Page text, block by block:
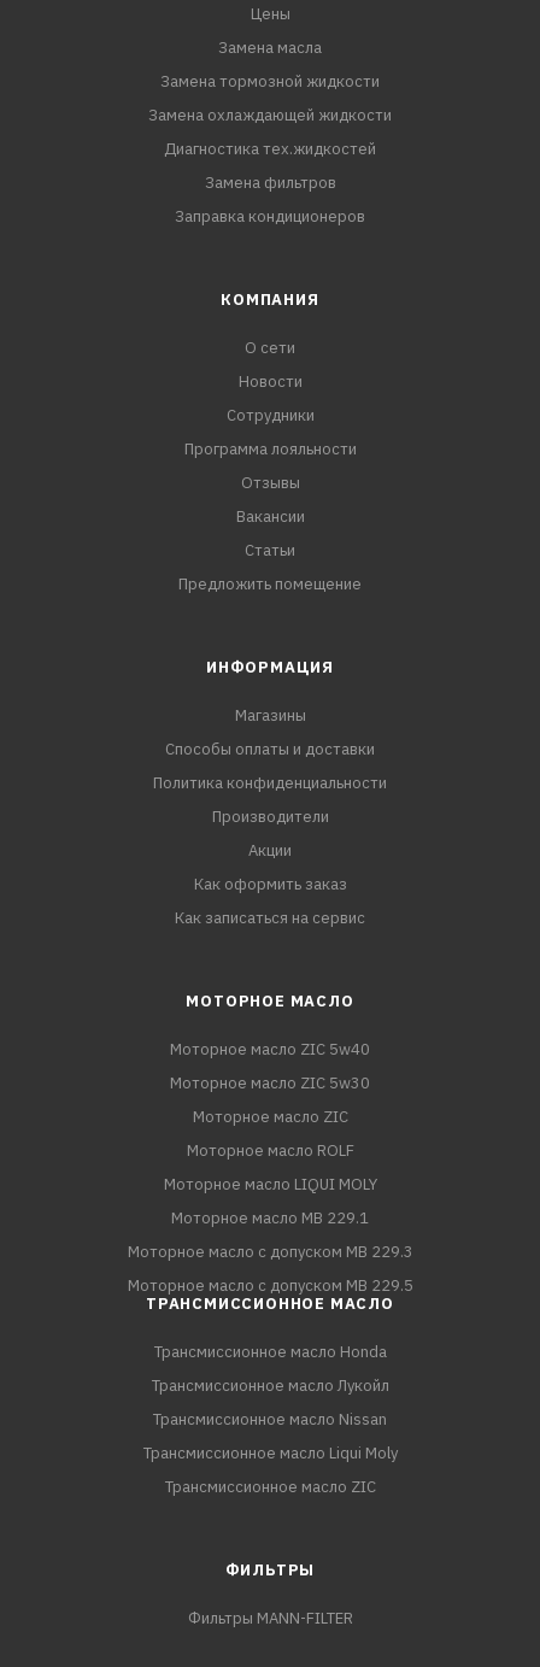
Цены
Замена масла
Замена тормозной жидкости
Замена охлаждающей жидкости
Диагностика тех.жидкостей
Замена фильтров
Заправка кондиционеров
КОМПАНИЯ
О сети
Новости
Сотрудники
Программа лояльности
Отзывы
Вакансии
Статьи
Предложить помещение
ИНФОРМАЦИЯ
Магазины
Способы оплаты и доставки
Политика конфиденциальности
Производители
Акции
Как оформить заказ
Как записаться на сервис
МОТОРНОЕ МАСЛО
Моторное масло ZIC 5w40
Моторное масло ZIC 5w30
Моторное масло ZIC
Моторное масло ROLF
Моторное масло LIQUI MOLY
Моторное масло MB 229.1
Моторное масло с допуском MB 229.3
Моторное масло с допуском MB 229.5
ТРАНСМИССИОННОЕ МАСЛО
Трансмиссионное масло Honda
Трансмиссионное масло Лукойл
Трансмиссионное масло Nissan
Трансмиссионное масло Liqui Moly
Трансмиссионное масло ZIC
ФИЛЬТРЫ
Фильтры MANN-FILTER